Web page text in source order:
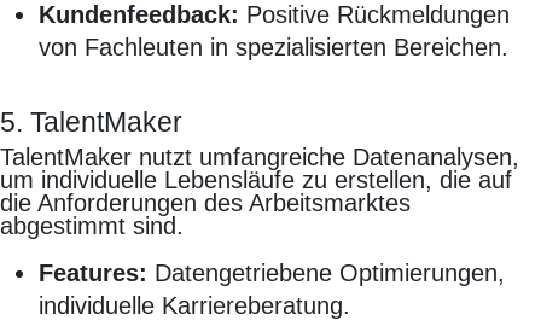
Kundenfeedback: Positive Rückmeldungen
von Fachleuten in spezialisierten Bereichen.
5. TalentMaker
TalentMaker nutzt umfangreiche Datenanalysen,
um individuelle Lebensläufe zu erstellen, die auf
die Anforderungen des Arbeitsmarktes
abgestimmt sind.
Features: Datengetriebene Optimierungen,
individuelle Karriereberatung.